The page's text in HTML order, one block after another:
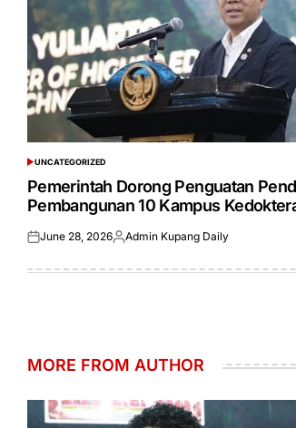
POSTED
IN
UNCATEGORIZED
Pemerintah Dorong Penguatan
Pembangunan 10 Kampus
Posted
June 28, 2026Posted
Admin Kupang Daily
MORE FROM AUTHOR